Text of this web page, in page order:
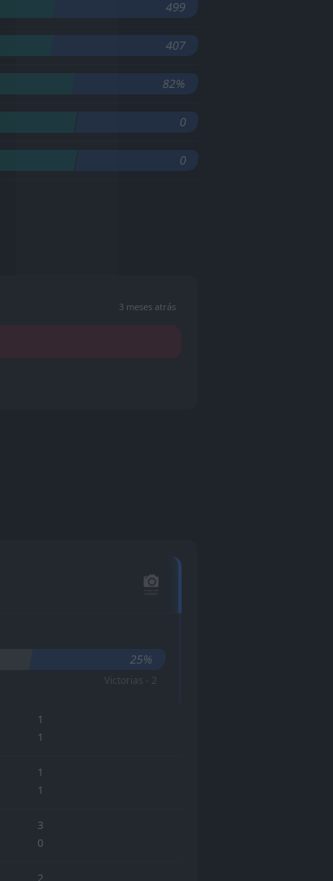
499
407
82%
0
0
3 meses atrás
25%
Victorias - 2
1
1
1
1
3
0
2